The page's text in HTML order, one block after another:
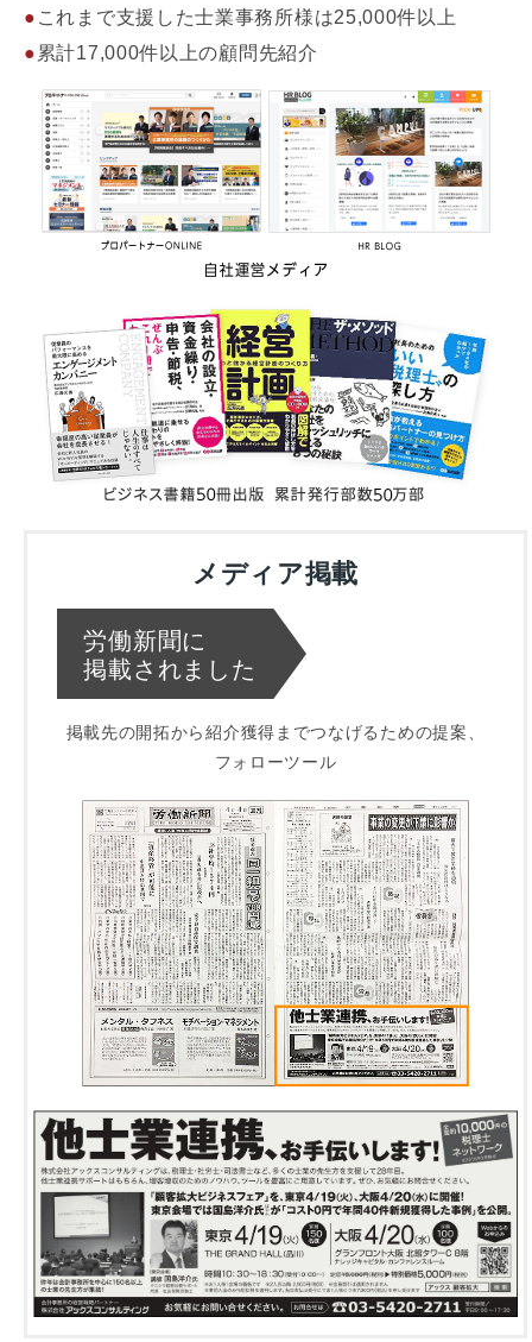
これまで支援した士業事務所様は25,000件以上
累計17,000件以上の顧問先紹介
メディア掲載
労働新聞に
掲載されました
掲載先の開拓から紹介獲得までつなげるための提案、
フォローツール